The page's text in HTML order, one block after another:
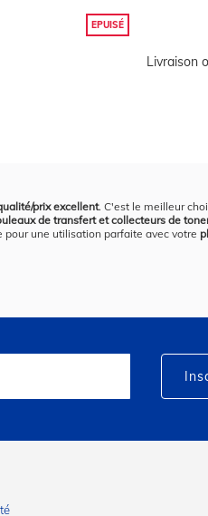
EPUISÉ
Livraison
prix excellent. C'est le meilleur
de transfert et collecteurs de
une utilisation parfaite avec votre